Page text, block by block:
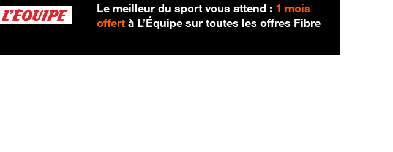
Le meilleur du sport vous attend : 1 mois
offert à L’Équipe sur toutes les offres Fibre